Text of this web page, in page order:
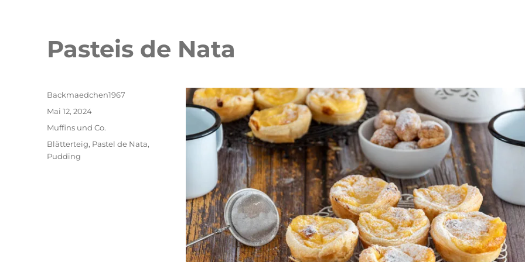
Pasteis de Nata
Autor
Backmaedchen1967
Veröffentlicht
Mai 12, 2024
Kategorien
Muffins und Co.
Schlagwörter
Blätterteig, Pastel de Nata,
Pudding